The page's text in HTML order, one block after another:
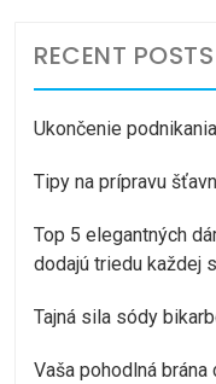
RECENT POSTS
Ukončenie podnikania
Tipy na prípravu
Top 5 elegantných
dodajú triedu každej
Tajná sila sódy
Vaša pohodlná